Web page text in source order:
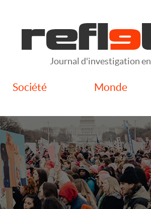
Journal d'investigation
Société Monde